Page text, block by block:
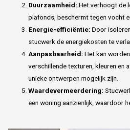
Duurzaamheid: Het verhoogt de
plafonds, beschermt tegen vocht
Energie-efficiëntie: Door
stucwerk de energiekosten te
Aanpasbaarheid: Het kan
verschillende texturen, kleuren en
unieke ontwerpen mogelijk zijn.
Waardevermeerdering:
een woning aanzienlijk, waardoor